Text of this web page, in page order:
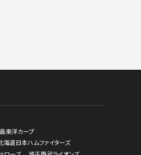
東洋カープ
海道日本ハムファイターズ